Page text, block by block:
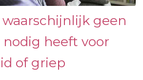
geen
heeft voor
of griep